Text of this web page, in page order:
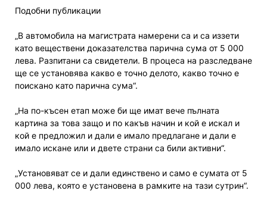
Подобни публикации
„В автомобила на магистрата намерени са и са иззети
като веществени доказателства парична сума от 5 000
лева. Разпитани са свидетели. В процеса на разследване
ще се установява какво е точно делото, какво точно е
поискано като парична сума“.
„На по-късен етап може би ще имат вече пълната
картина за това защо и по какъв начин и кой е искал и
кой е предложил и дали е имало предлагане и дали е
имало искане или и двете страни са били активни“.
„Установяват се и дали единствено и само е сумата от 5
000 лева, която е установена в рамките на тази сутрин“.